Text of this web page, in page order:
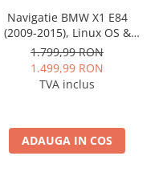
Navigatie BMW X1 E84
(2009-2015), Linux OS &
OEM, Varianta iDrive,
CarPlay & Android Auto
Wireless, MirrorLink,
Camera AHD, 12.3 Inch -
BGRKITBM004
1.799,99 RON
1.499,99 RON
TVA inclus
ADAUGA IN COS